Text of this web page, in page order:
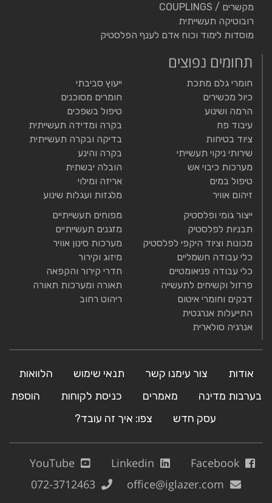
מקשרים / COUPLINGS
רובוטיקה תעשייתית
מוסדות לימוד וכוח אדם לענף הפלסטיק
תחומים נפוצים
חומרי גלם מתכת
כיול מכשירים
הרמה ושינוע
עיבוד פח
ציוד בטיחות
שירותי ניקוי תעשייתי
מערכות כיבוי אש
טיפול במים
זיהום אוויר
ייעוץ סביבתי
חומרים מסוכנים
טיפול בשפכים
בקרה ומדידה תעשייתית
בדיקה ובקרה תעשייתית
בקרה והינע
הובלה יבשתית
אריזה ומילוי
מלגזות ועגלות שינוע
ייצור גומי ופלסטיק
תבניות לפלסטיק
מכונות וציוד היקפי לפלסטיק
כלי עבודה חשמליים
כלי עבודה פניאומטיים
פרזול וקשיחים לתעשייה
דבקים וחומרי איטום
התייעלות אנרגטית
אנרגיה סולארית
מפוחים תעשייתיים
מזגנים תעשייתיים
מערכות סינון אוויר
מיזוג וקירור
חדרי קירור והקפאה
תאורה ומערכות תאורה
ריהוט רחוב
אודות צור עימנו קשר תנאי שימוש
הלוואות
בערבות מדינה
מאמרים כניסת לקוחות
הוספת
עסק חדש
צפו: איך זה עובד?
Facebook